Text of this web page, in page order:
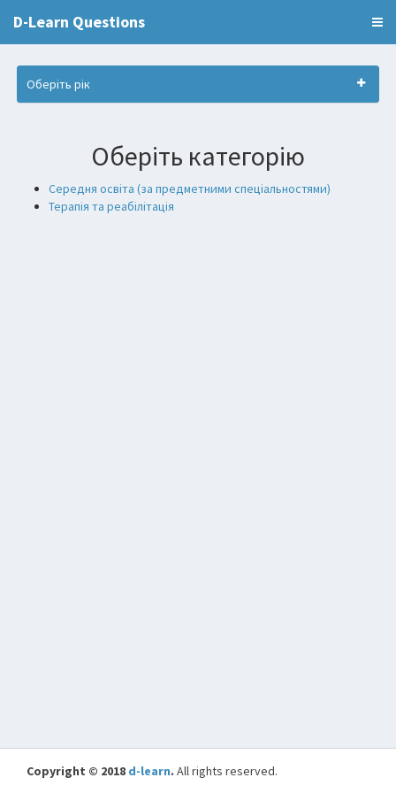
D-Learn Questions
Оберіть рік
Оберіть категорію
Середня освіта (за предметними спеціальностями)
Терапія та реабілітація
Copyright © 2018 d-learn. All rights reserved.